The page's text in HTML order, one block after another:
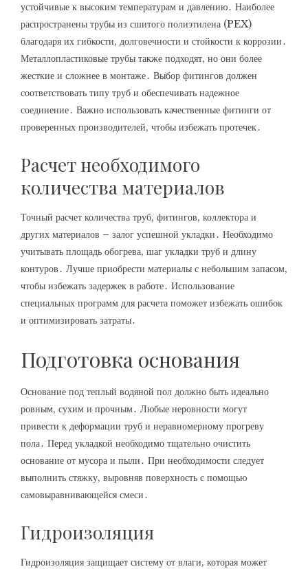
устойчивые к высоким температурам и давлению․ Наиболее
распространены трубы из сшитого полиэтилена (PEX)
благодаря их гибкости, долговечности и стойкости к коррозии․
Металлопластиковые трубы также подходят, но они более
жесткие и сложнее в монтаже․ Выбор фитингов должен
соответствовать типу труб и обеспечивать надежное
соединение․ Важно использовать качественные фитинги от
проверенных производителей, чтобы избежать протечек․
Расчет необходимого
количества материалов
Точный расчет количества труб, фитингов, коллектора и
других материалов – залог успешной укладки․ Необходимо
учитывать площадь обогрева, шаг укладки труб и длину
контуров․ Лучше приобрести материалы с небольшим запасом,
чтобы избежать задержек в работе․ Использование
специальных программ для расчета поможет избежать ошибок
и оптимизировать затраты․
Подготовка основания
Основание под теплый водяной пол должно быть идеально
ровным, сухим и прочным․ Любые неровности могут
привести к деформации труб и неравномерному прогреву
пола․ Перед укладкой необходимо тщательно очистить
основание от мусора и пыли․ При необходимости следует
выполнить стяжку, выровняв поверхность с помощью
самовыравнивающейся смеси․
Гидроизоляция
Гидроизоляция защищает систему от влаги, которая может